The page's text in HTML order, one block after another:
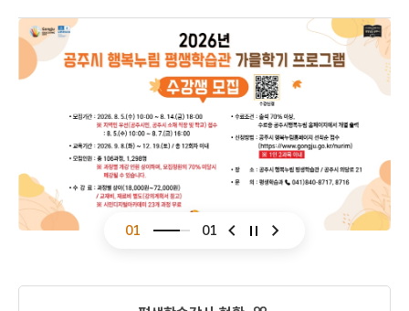
01 01
슬라이드 이전슬라이드 다음